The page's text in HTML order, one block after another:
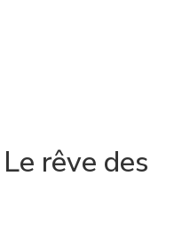
rêve des